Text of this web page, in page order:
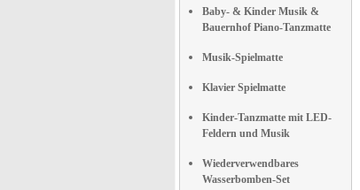
Baby- & Kinder Musik &
Bauernhof Piano-Tanzmatte
Musik-Spielmatte
Klavier Spielmatte
Kinder-Tanzmatte mit LED-
Feldern und Musik
Wiederverwendbares
Wasserbomben-Set